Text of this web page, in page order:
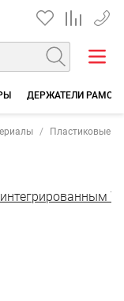
+7
ДЕРЖАТЕЛИ РАМОК
Пластиковые